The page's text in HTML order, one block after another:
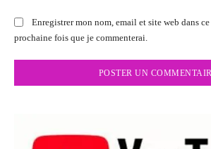
Enregistrer mon nom, email et site web dans
prochaine fois que je commenterai.